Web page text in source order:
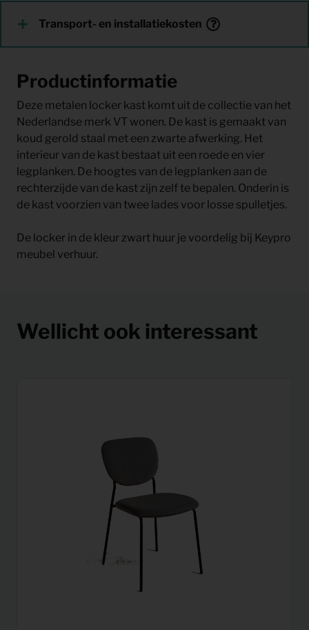
Transport- en installatiekosten
Productinformatie
Deze metalen locker kast komt uit de collectie van het
Nederlandse merk VT wonen. De kast is gemaakt van
koud gerold staal met een zwarte afwerking. Het
interieur van de kast bestaat uit een roede en vier
legplanken. De hoogtes van de legplanken aan de
rechterzijde van de kast zijn zelf te bepalen. Onderin is
de kast voorzien van twee lades voor losse spulletjes.
De locker in de kleur zwart huur je voordelig bij Keypro
meubel verhuur.
Wellicht ook interessant